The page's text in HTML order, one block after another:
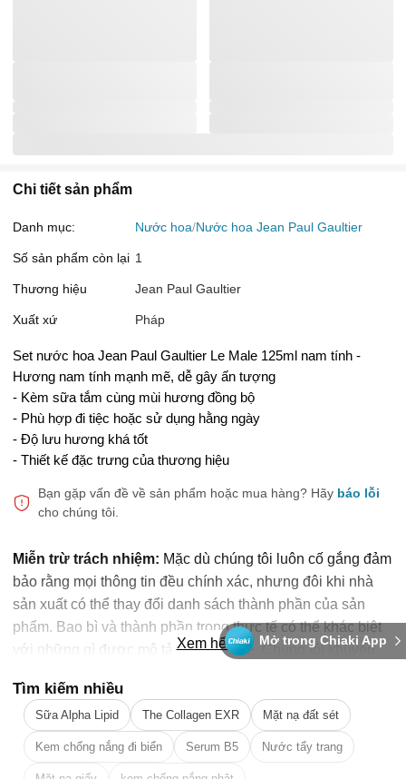
Mở trong Chiaki App
Chi tiết sản phẩm
Danh mục: Nước hoa Nước hoa Jean Paul Gaultier
Số sản phẩm còn lại 1
Thương hiệu Jean Paul Gaultier
Xuất xứ Pháp
Set nước hoa Jean Paul Gaultier Le Male 125ml nam tính -
Hương nam tính mạnh mẽ, dễ gây ấn tượng
- Kèm sữa tắm cùng mùi hương đồng bộ
- Phù hợp đi tiệc hoặc sử dụng hằng ngày
- Độ lưu hương khá tốt
- Thiết kế đặc trưng của thương hiệu
Bạn gặp vấn đề về sản phẩm hoặc mua hàng? Hãy báo lỗi
cho chúng tôi.
Miễn trừ trách nhiệm: Mặc dù chúng tôi luôn cố gắng đảm
bảo rằng mọi thông tin đều chính xác, nhưng đôi khi nhà
sản xuất có thể thay đổi danh sách thành phần của sản
phẩm. Bao bì và thành phần trong thực tế có thể khác biệt
với những gì được mô tả trên website. Chúng tôi khuyến
website, mà hãy luôn luôn đọc nhãn mác, cảnh báo và
hướng dẫn sử dụng trước khi dùng sản phẩm. Để biết
thêm thông tin, vui lòng liên hệ nhà sản xuất. Nội dung trên
Xem hết
Tìm kiếm nhiều
Sữa Alpha Lipid The Collagen EXR Mặt nạ đất sét
Kem chống nắng đi biển Serum B5 Nước tẩy trang